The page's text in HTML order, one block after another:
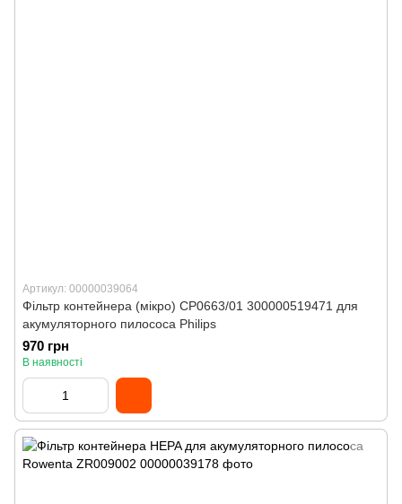
Артикул: 00000039064
Фільтр контейнера (мікро) CP0663/01 300000519471 для
акумуляторного пилососа Philips
970 грн
В наявності